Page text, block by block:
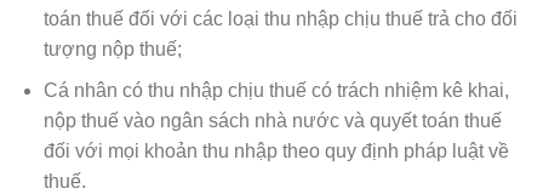
toán thuế đối với các loại thu nhập chịu thuế trả cho đối
tượng nộp thuế;
Cá nhân có thu nhập chịu thuế có trách nhiệm kê khai,
nộp thuế vào ngân sách nhà nước và quyết toán thuế
đối với mọi khoản thu nhập theo quy định pháp luật về
thuế.